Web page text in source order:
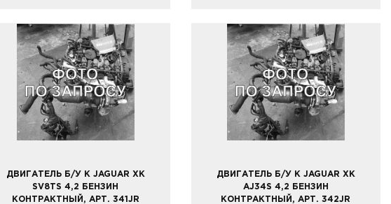
ДВИГАТЕЛЬ Б/У К JAGUAR XK
SV8TS 4,2 БЕНЗИН
КОНТРАКТНЫЙ, АРТ. 341JR
ДВИГАТЕЛЬ Б/У К JAGUAR XK
AJ34S 4,2 БЕНЗИН
КОНТРАКТНЫЙ, АРТ. 342JR